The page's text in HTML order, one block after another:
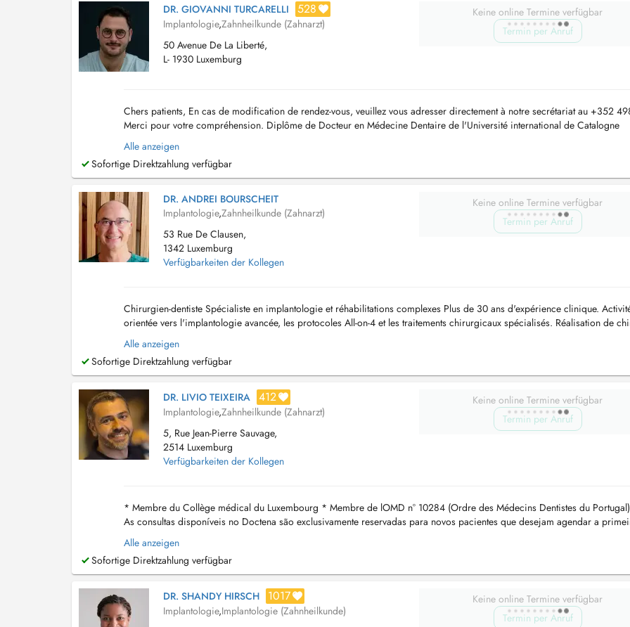
DR. GIOVANNI TURCARELLI 528
Implantologie,Zahnheilkunde (Zahnarzt)
50 Avenue De La Liberté,
L- 1930 Luxemburg
Keine online Termine verfügbar
Termin per Anruf
Chers patients, En cas de modification de rendez-vous, veuillez vous adresser directement à notre secrétariat au +352
Merci pour votre compréhension. Diplôme de Docteur en Médecine Dentaire de l'Université international de Catalogne
Formation SFIPO en Parodontologie Formation...
Alle anzeigen
Sofortige Direktzahlung verfügbar
DR. ANDREI BOURSCHEIT
Implantologie,Zahnheilkunde (Zahnarzt)
53 Rue De Clausen,
1342 Luxemburg
Verfügbarkeiten der Kollegen
Keine online Termine verfügbar
Termin per Anruf
Chirurgien-dentiste Spécialiste en implantologie et réhabilitations complexes Plus de 30 ans d'expérience clinique.
orientée vers l'implantologie avancée, les protocoles All-on-4 et les traitements chirurgicaux spécialisés. Réalisation de
orale (extractions complexes, de...
Alle anzeigen
Sofortige Direktzahlung verfügbar
DR. LIVIO TEIXEIRA 412
Implantologie,Zahnheilkunde (Zahnarzt)
5, Rue Jean-Pierre Sauvage,
2514 Luxemburg
Verfügbarkeiten der Kollegen
Keine online Termine verfügbar
Termin per Anruf
* Membre du Collège médical du Luxembourg * Membre de lOMD n° 10284 (Ordre des Médecins Dentistes du
As consultas disponíveis no Doctena são exclusivamente reservadas para novos pacientes que desejam agendar a
consulta. Se você já está em tratamento conosco, por favo...
Alle anzeigen
Sofortige Direktzahlung verfügbar
DR. SHANDY HIRSCH 1017
Implantologie,Implantologie (Zahnheilkunde)
Keine online Termine verfügbar
Termin per Anruf